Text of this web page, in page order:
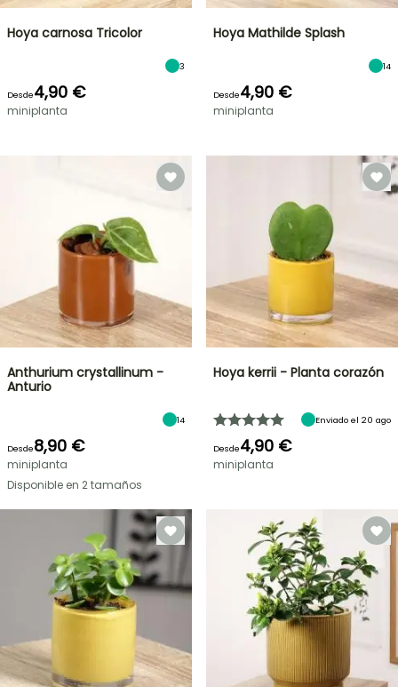
Hoya carnosa Tricolor
3
Desde4,90 €
miniplanta
Hoya Mathilde Splash
14
Desde4,90 €
miniplanta
Anthurium crystallinum -
Anturio
14
Desde8,90 €
miniplanta
Disponible en 2 tamaños
Hoya kerrii - Planta corazón
Enviado el 20 ago
Desde4,90 €
miniplanta